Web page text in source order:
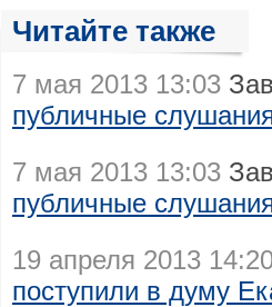
Читайте также
7 мая 2013 13:03
публичные
7 мая 2013 13:03
публичные
19 апреля 2013
поступили в думу